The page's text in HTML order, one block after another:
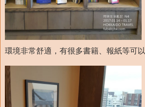
環境非常舒適，有很多書籍、報紙等可以